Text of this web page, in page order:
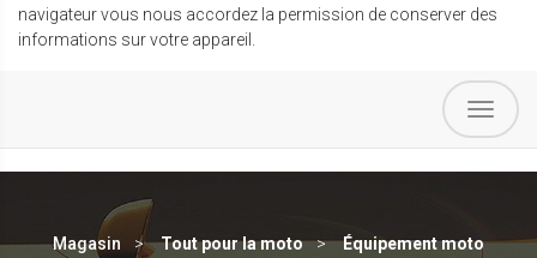
navigateur vous nous accordez la permission de conserver des
informations sur votre appareil.
Magasin Tout pour la moto
Équipement moto